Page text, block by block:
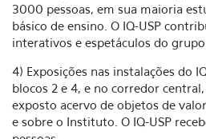
3000 pessoas, em sua maioria
básico de ensino. O IQ-USP
interativos e espetáculos do grupo
4) Exposições nas instalações do
blocos 2 e 4, e no corredor
exposto acervo de objetos de
e sobre o Instituto. O IQ-USP